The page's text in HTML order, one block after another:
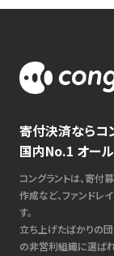
寄付決済ならコ
国内No.1 オー
コングラントは、寄付
作成など、ファンド
す。
立ち上げたばかりの
の非営利組織に選ばれ